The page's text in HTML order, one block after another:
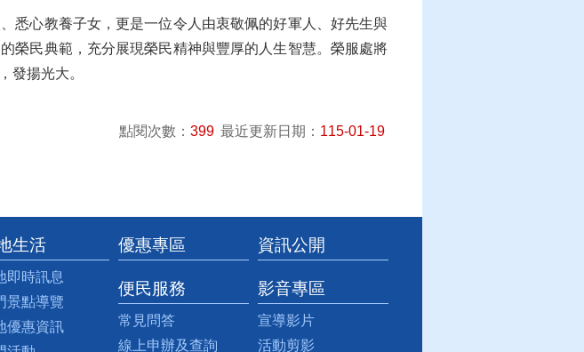
悉心教養子女，更是一位令人由衷敬佩的好軍人、好先生與
榮民典範，充分展現榮民精神與豐厚的人生智慧。榮服處將
發揚光大。
點閱次數：399 最近更新日期： 115-01-19
生活
即時訊息
景點導覽
優惠資訊
優惠專區 資訊公開
便民服務
常見問答
線上申辦及查詢
影音專區
宣導影片
活動剪影